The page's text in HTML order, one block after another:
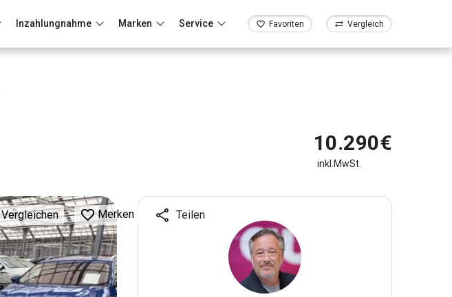
Inzahlungnahme Marken Service Favoriten Vergleich
Vergleichen Merken Teilen
10.290€
inkl.MwSt.